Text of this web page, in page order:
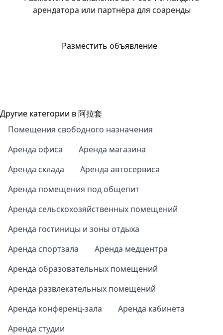
арендатора или партнёра для соаренды
Разместить объявление
Другие категории в 阿拉套
Помещения свободного назначения
Аренда офиса
Аренда магазина
Аренда склада
Аренда автосервиса
Аренда помещения под общепит
Аренда сельскохозяйственных помещений
Аренда гостиницы и зоны отдыха
Аренда спортзала
Аренда медцентра
Аренда образовательных помещений
Аренда развлекательных помещений
Аренда конференц-зала
Аренда кабинета
Аренда студии